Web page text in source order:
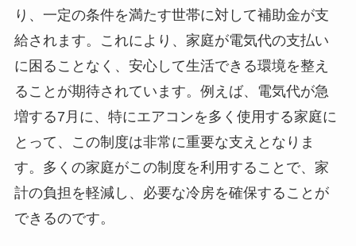
り、一定の条件を満たす世帯に対して補助金が支
給されます。これにより、家庭が電気代の支払い
に困ることなく、安心して生活できる環境を整え
ることが期待されています。例えば、電気代が急
増する7月に、特にエアコンを多く使用する家庭に
とって、この制度は非常に重要な支えとなりま
す。多くの家庭がこの制度を利用することで、家
計の負担を軽減し、必要な冷房を確保することが
できるのです。